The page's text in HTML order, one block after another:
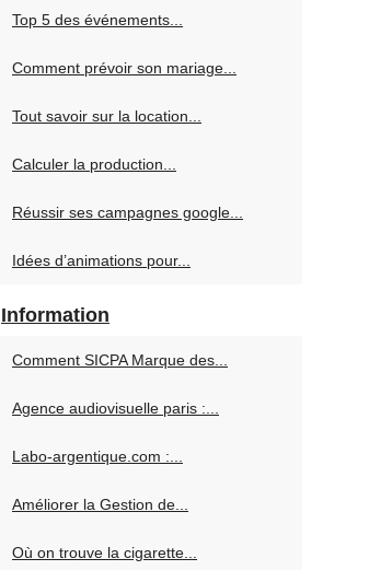
Top 5 des événements...
Comment prévoir son mariage...
Tout savoir sur la location...
Calculer la production...
Réussir ses campagnes google...
Idées d’animations pour...
Information
Comment SICPA Marque des...
Agence audiovisuelle paris :...
Labo-argentique.com :...
Améliorer la Gestion de...
Où on trouve la cigarette...